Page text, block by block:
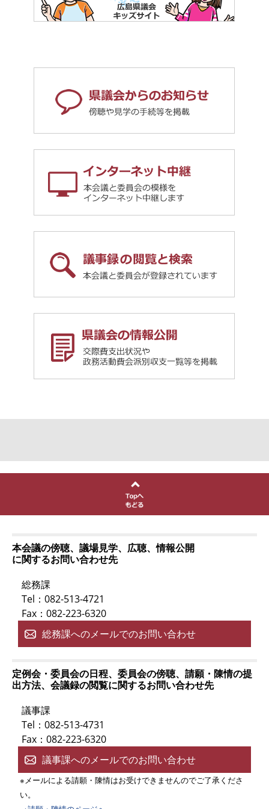
本会議の傍聴、議場見学、広聴、情報公開
に関するお問い合わせ先
総務課
Tel：082-513-4721
Fax：082-223-6320
総務課へのメールでのお問い合わせ
定例会・委員会の日程、委員会の傍聴、請願・陳情の提
出方法、会議録の閲覧に関するお問い合わせ先
議事課
Tel：082-513-4731
Fax：082-223-6320
議事課へのメールでのお問い合わせ
※メールによる請願・陳情はお受けできませんのでご了承くださ
い。